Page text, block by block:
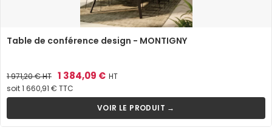
Table de conférence design - MONTIGNY
Prix
de
base
1 971,20 €HT Prix
1 384,09 € HT
soit 1 660,91 € TTC
VOIR LE PRODUIT →